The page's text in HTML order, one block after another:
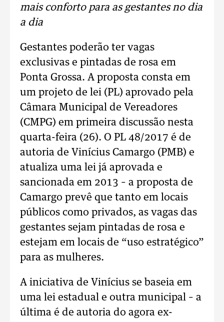
mais conforto para as gestantes no dia
a dia
Gestantes poderão ter vagas
exclusivas e pintadas de rosa em
Ponta Grossa. A proposta consta em
um projeto de lei (PL) aprovado pela
Câmara Municipal de Vereadores
(CMPG) em primeira discussão nesta
quarta-feira (26). O PL 48/2017 é de
autoria de Vinícius Camargo (PMB) e
atualiza uma lei já aprovada e
sancionada em 2013 – a proposta de
Camargo prevê que tanto em locais
públicos como privados, as vagas das
gestantes sejam pintadas de rosa e
estejam em locais de “uso estratégico”
para as mulheres.
A iniciativa de Vinícius se baseia em
uma lei estadual e outra municipal – a
última é de autoria do agora ex-